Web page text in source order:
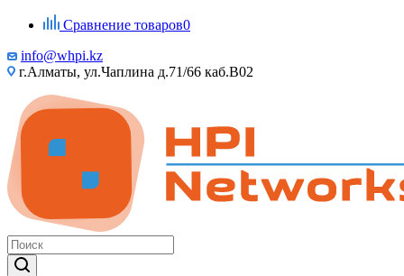
Сравнение товаров0
info@whpi.kz
г.Алматы, ул.Чаплина д.71/66 каб.B02